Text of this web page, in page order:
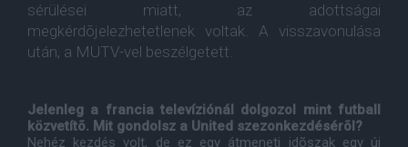
sérülései miatt, az adottságai
megkérdõjelezhetetlenek voltak. A visszavonulása
után, a MUTV-vel beszélgetett.
Jelenleg a francia televíziónál dolgozol mint futball
közvetítõ. Mit gondolsz a United szezonkezdésérõl?
Nehéz kezdés volt, de ez egy átmeneti idõszak egy új